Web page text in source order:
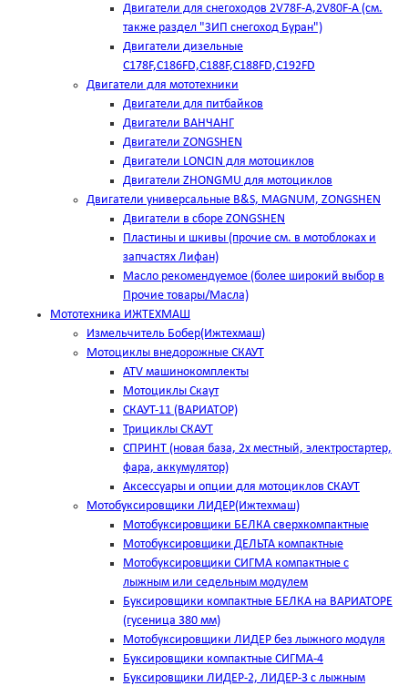
Двигатели для снегоходов 2V78F-A,2V80F-A (см.
также раздел "ЗИП снегоход Буран")
Двигатели дизельные
C178F,С186FD,C188F,C188FD,C192FD
Двигатели для мототехники
Двигатели для питбайков
Двигатели ВАНЧАНГ
Двигатели ZONGSHEN
Двигатели LONCIN для мотоциклов
Двигатели ZHONGMU для мотоциклов
Двигатели универсальные B&S, MAGNUM, ZONGSHEN
Двигатели в сборе ZONGSHEN
Пластины и шкивы (прочие см. в мотоблоках и
запчастях Лифан)
Масло рекомендуемое (более широкий выбор в
Прочие товары/Масла)
Мототехника ИЖТЕХМАШ
Измельчитель Бобер(Ижтехмаш)
Мотоциклы внедорожные СКАУТ
ATV машинокомплекты
Мотоциклы Скаут
СКАУТ-11 (ВАРИАТОР)
Трициклы СКАУТ
СПРИНТ (новая база, 2х местный, электростартер,
фара, аккумулятор)
Аксессуары и опции для мотоциклов СКАУТ
Мотобуксировщики ЛИДЕР(Ижтехмаш)
Мотобуксировщики БЕЛКА сверхкомпактные
Мотобуксировщики ДЕЛЬТА компактные
Мотобуксировщики СИГМА компактные с
лыжным или седельным модулем
Буксировщики компактные БЕЛКА на ВАРИАТОРЕ
(гусеница 380 мм)
Мотобуксировщики ЛИДЕР без лыжного модуля
Буксировщики компактные СИГМА-4
Буксировщики ЛИДЕР-2, ЛИДЕР-3 c лыжным